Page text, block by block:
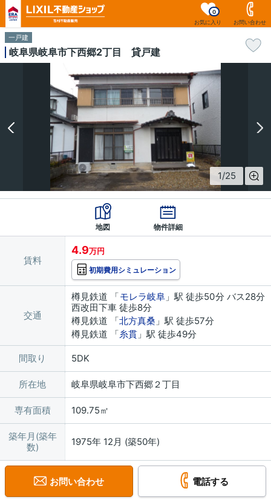
お気に入り
0
お問い合わせ
一戸建
岐阜県岐阜市下西郷2丁目 貸戸建
1/25
地図 物件詳細
賃料
4.9万円
初期費用シミュレーション
交通
樽見鉄道 「モレラ岐阜 」駅 徒歩50分 バス28分
西改田下車 徒歩8分
樽見鉄道 「北方真桑 」駅 徒歩57分
樽見鉄道 「糸貫 」駅 徒歩49分
間取り 5DK
所在地 岐阜県岐阜市下西郷２丁目
専有面積 109.75㎡
築年月(築年
数)
1975年 12月 (築50年)
お問い合わせ 電話する